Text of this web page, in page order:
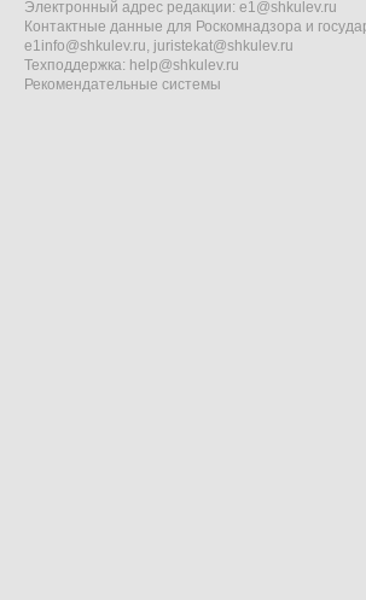
Электронный адрес редакции: e1@shkulev.ru
Контактные данные для Роскомнадзора и
e1info@shkulev.ru, juristekat@shkulev.ru
Техподдержка: help@shkulev.ru
Рекомендательные системы